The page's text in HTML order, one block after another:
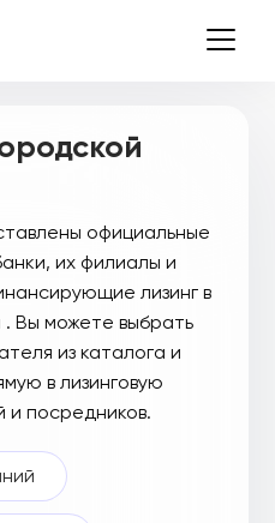
официальные
их филиалы и
лизинг в
Вы можете выбрать
из каталога и
в лизинговую
и посредников.